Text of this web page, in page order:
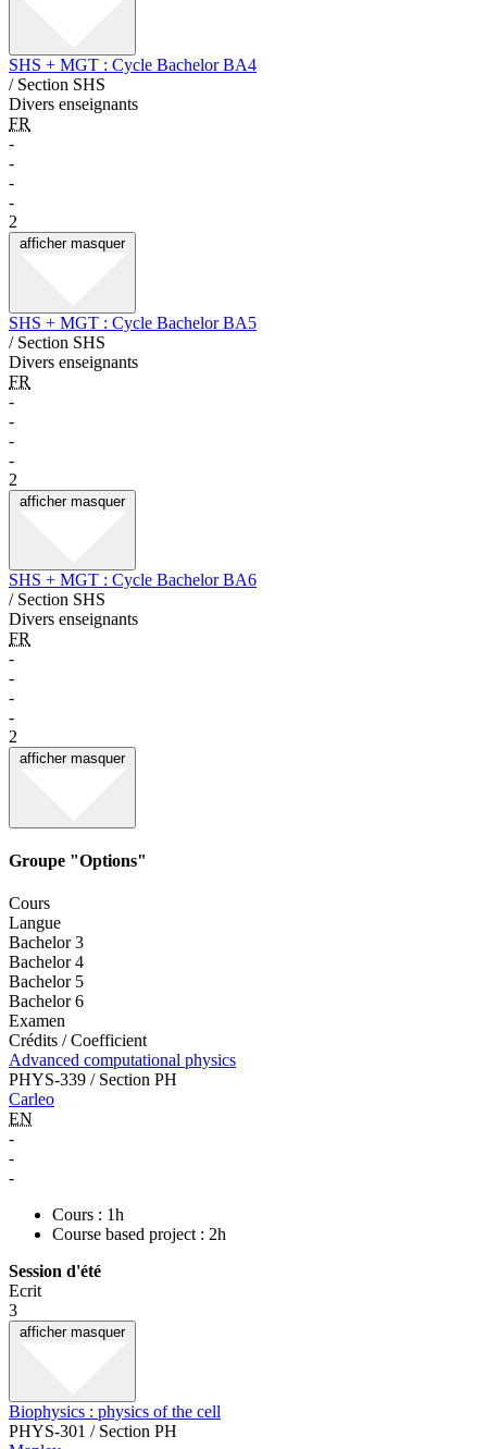
SHS + MGT : Cycle Bachelor BA4
/ Section SHS
Divers enseignants
FR
-
-
-
-
2
afficher masquer
SHS + MGT : Cycle Bachelor BA5
/ Section SHS
Divers enseignants
FR
-
-
-
-
2
afficher masquer
SHS + MGT : Cycle Bachelor BA6
/ Section SHS
Divers enseignants
FR
-
-
-
-
2
afficher masquer
Groupe "Options"
Cours
Langue
Bachelor 3
Bachelor 4
Bachelor 5
Bachelor 6
Examen
Crédits / Coefficient
Advanced computational physics
PHYS-339 / Section PH
Carleo
EN
-
-
-
Cours : 1h
Course based project : 2h
Session d'été
Ecrit
3
afficher masquer
Biophysics : physics of the cell
PHYS-301 / Section PH